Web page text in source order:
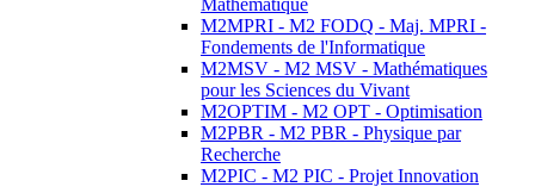
Mathématique
M2MPRI - M2 FODQ - Maj. MPRI -
Fondements de l'Informatique
M2MSV - M2 MSV - Mathématiques
pour les Sciences du Vivant
M2OPTIM - M2 OPT - Optimisation
M2PBR - M2 PBR - Physique par
Recherche
M2PIC - M2 PIC - Projet Innovation